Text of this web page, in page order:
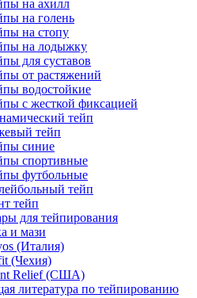
на ахилл
на голень
на стопу
на лодыжку
для суставов
от растяжений
водостойкие
с жесткой фиксацией
тейп
тейп
синие
спортивные
футбольные
тейп
тейп
для тейпирования
и мази
(Италия)
(Чехия)
Relief (США)
литература по тейпированию